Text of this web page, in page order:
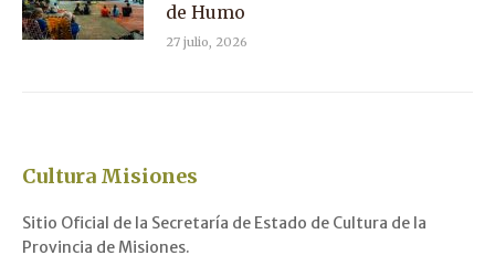
de Humo
27 julio, 2026
Cultura Misiones
Sitio Oficial de la Secretaría de Estado de Cultura de la
Provincia de Misiones.